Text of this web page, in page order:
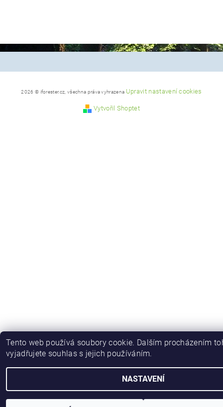
2026 © iforester.cz, všechna práva vyhrazena Upravit nastavení cookies
Vytvořil Shoptet
Tento web používá soubory cookie. Dalším procházením
vyjadřujete souhlas s jejich používáním.
NASTAVENÍ